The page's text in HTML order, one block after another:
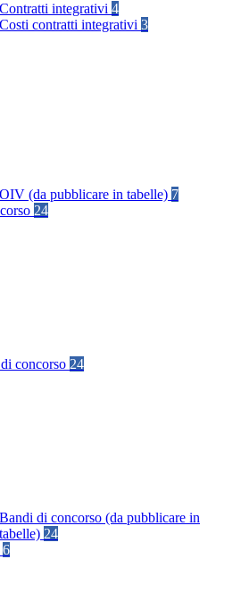
Contratti integrativi 4
Costi contratti integrativi 3
OIV (da pubblicare in tabelle) 7
24
concorso 24
Bandi di concorso (da pubblicare in
tabelle) 24
6